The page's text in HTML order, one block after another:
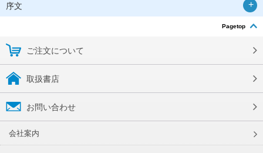
序文
Pagetop
ご注文について
取扱書店
お問い合わせ
会社案内